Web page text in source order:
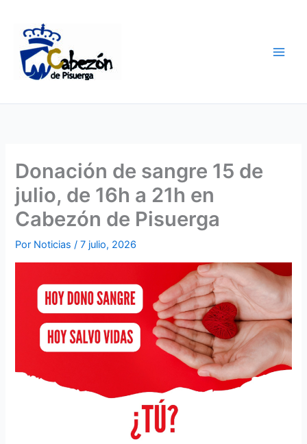
contenido
Donación de sangre 15 de
julio, de 16h a 21h en
Cabezón de Pisuerga
Por Noticias/7 julio, 2026